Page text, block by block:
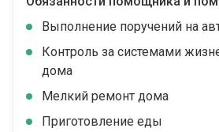
Выполнение поручений на
Контроль за системами
дома
Мелкий ремонт дома
Приготовление еды